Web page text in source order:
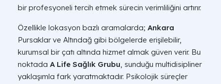
bir profesyoneli tercih etmek sürecin verimliliğini artırır.
Özellikle lokasyon bazlı aramalarda; Ankara
Pursaklar ve Altındağ gibi bölgelerde erişilebilir,
kurumsal bir çatı altında hizmet almak güven verir. Bu
noktada A Life Sağlık Grubu, sunduğu multidisipliner
yaklaşımla fark yaratmaktadır. Psikolojik süreçler